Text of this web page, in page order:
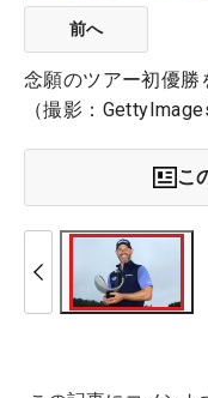
前へ
念願のツアー初優勝
（撮影：
こ